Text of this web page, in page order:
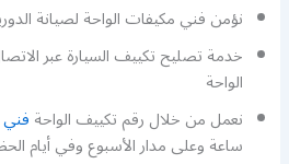
نؤمن فني مكيفات الواحة لصيانة
خدمة تصليح تكييف السيارة عبر
الواحة
نعمل من خلال رقم تكييف الواحة
ساعة وعلى مدار الأسبوع وفي أيام